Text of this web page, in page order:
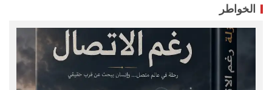
الخواطر